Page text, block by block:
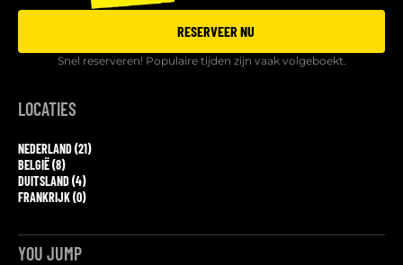
RESERVEER NU
Snel reserveren! Populaire tijden zijn vaak volgeboekt.
LOCATIES
NEDERLAND (21)
BELGIË (8)
DUITSLAND (4)
FRANKRIJK (0)
YOU JUMP